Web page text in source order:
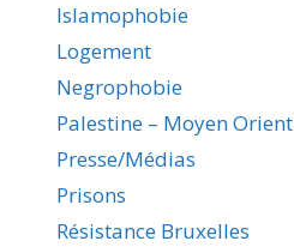
Islamophobie
Logement
Negrophobie
Palestine – Moyen Orient
Presse/Médias
Prisons
Résistance Bruxelles